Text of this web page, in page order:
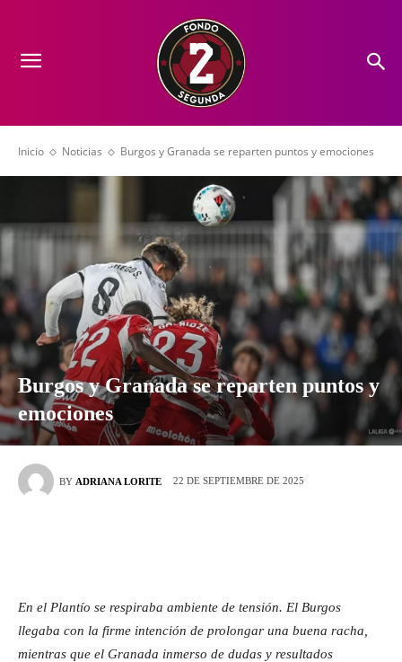
Inicio Noticias Burgos y Granada se reparten puntos y emociones
Burgos y Granada se reparten puntos y
emociones
BY ADRIANA LORITE 22 DE SEPTIEMBRE DE 2025
En el Plantío se respiraba ambiente de tensión. El Burgos
llegaba con la firme intención de prolongar una buena racha,
mientras que el Granada inmerso de dudas y resultados